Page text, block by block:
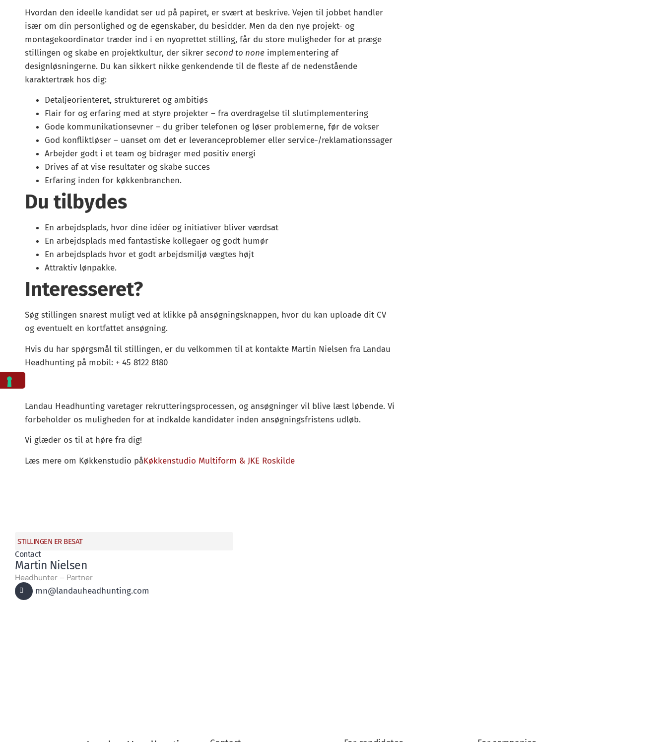
Hvordan den ideelle kandidat ser ud på papiret, er svært at beskrive. Vejen til jobbet handler
især om din personlighed og de egenskaber, du besidder. Men da den nye projekt- og
montagekoordinator træder ind i en nyoprettet stilling, får du store muligheder for at præge
stillingen og skabe en projektkultur, der sikrer second to none implementering af
designløsningerne. Du kan sikkert nikke genkendende til de fleste af de nedenstående
karaktertræk hos dig:
Detaljeorienteret, struktureret og ambitiøs
Flair for og erfaring med at styre projekter – fra overdragelse til slutimplementering
Gode kommunikationsevner – du griber telefonen og løser problemerne, før de vokser
God konfliktløser – uanset om det er leveranceproblemer eller service-/reklamationssager
Arbejder godt i et team og bidrager med positiv energi
Drives af at vise resultater og skabe succes
Erfaring inden for køkkenbranchen.
Du tilbydes
En arbejdsplads, hvor dine idéer og initiativer bliver værdsat
En arbejdsplads med fantastiske kollegaer og godt humør
En arbejdsplads hvor et godt arbejdsmiljø vægtes højt
Attraktiv lønpakke.
Interesseret?
Søg stillingen snarest muligt ved at klikke på ansøgningsknappen, hvor du kan uploade dit CV
og eventuelt en kortfattet ansøgning.
Hvis du har spørgsmål til stillingen, er du velkommen til at kontakte Martin Nielsen fra Landau
Headhunting på mobil: + 45 8122 8180
Landau Headhunting varetager rekrutteringsprocessen, og ansøgninger vil blive læst løbende. Vi
forbeholder os muligheden for at indkalde kandidater inden ansøgningsfristens udløb.
Vi glæder os til at høre fra dig!
Læs mere om Køkkenstudio påKøkkenstudio Multiform & JKE Roskilde
STILLINGEN ER BESAT
Contact
Martin Nielsen
Headhunter – Partner
mn@landauheadhunting.com